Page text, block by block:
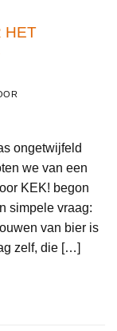
HET
ongetwijfeld
we van een
KEK! begon
simpele vraag:
van bier is
zelf, die […]